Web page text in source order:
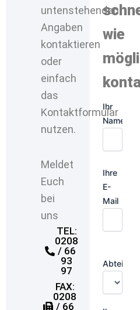
untenstehenden
Angaben
kontaktieren
oder
einfach
das
Kontaktformular
nutzen.
Meldet
Euch
bei
uns
TEL:
0208
/ 66
93
97
FAX:
0208
/ 66
wie
Ihr
Name
Ihre
E-
Mail
Abteilung: